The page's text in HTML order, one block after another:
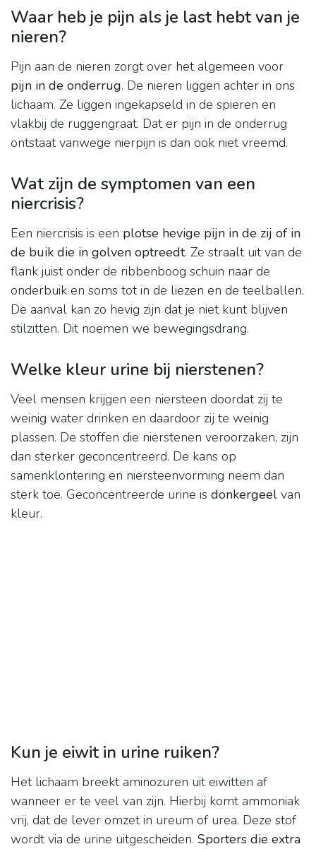
Waar heb je pijn als je last hebt van je
nieren?
Pijn aan de nieren zorgt over het algemeen voor
pijn in de onderrug. De nieren liggen achter in ons
lichaam. Ze liggen ingekapseld in de spieren en
vlakbij de ruggengraat. Dat er pijn in de onderrug
ontstaat vanwege nierpijn is dan ook niet vreemd.
Wat zijn de symptomen van een
niercrisis?
Een niercrisis is een plotse hevige pijn in de zij of in
de buik die in golven optreedt. Ze straalt uit van de
flank juist onder de ribbenboog schuin naar de
onderbuik en soms tot in de liezen en de teelballen.
De aanval kan zo hevig zijn dat je niet kunt blijven
stilzitten. Dit noemen we bewegingsdrang.
Welke kleur urine bij nierstenen?
Veel mensen krijgen een niersteen doordat zij te
weinig water drinken en daardoor zij te weinig
plassen. De stoffen die nierstenen veroorzaken, zijn
dan sterker geconcentreerd. De kans op
samenklontering en niersteenvorming neem dan
sterk toe. Geconcentreerde urine is donkergeel van
kleur.
Kun je eiwit in urine ruiken?
Het lichaam breekt aminozuren uit eiwitten af
wanneer er te veel van zijn. Hierbij komt ammoniak
vrij, dat de lever omzet in ureum of urea. Deze stof
wordt via de urine uitgescheiden. Sporters die extra